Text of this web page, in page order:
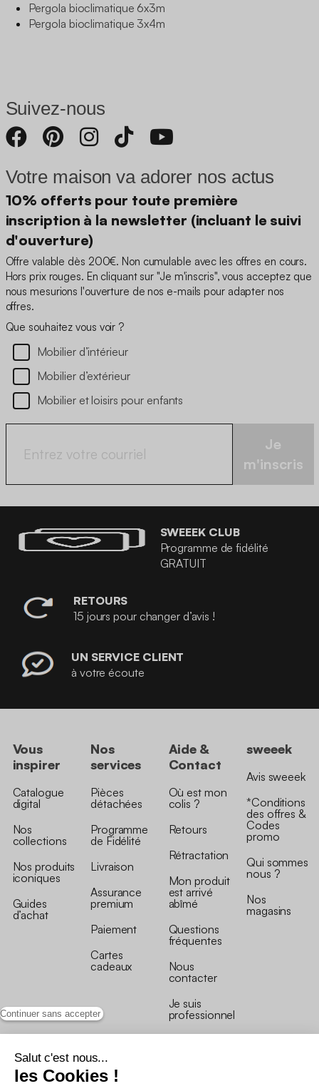
Continuer sans accepter
Salut c'est nous...
les Cookies !
Pergola bioclimatique 6x3m
Pergola bioclimatique 3x4m
Suivez-nous
Votre maison va adorer nos actus
10% offerts pour toute première
inscription à la newsletter (incluant le suivi
d'ouverture)
Offre valable dès 200€. Non cumulable avec les offres en cours.
Hors prix rouges. En cliquant sur "Je m'inscris", vous acceptez que
nous mesurions l'ouverture de nos e-mails pour adapter nos
offres.
Que souhaitez vous voir ?
Mobilier d’intérieur
Mobilier d’extérieur
Mobilier et loisirs pour enfants
Je
m'inscris
SWEEEK CLUB
Programme de fidélité
GRATUIT
RETOURS
15 jours pour changer d’avis !
UN SERVICE CLIENT
à votre écoute
Vous
inspirer
Catalogue
digital
Nos
collections
Nos produits
iconiques
Guides
d’achat
Nos
services
Pièces
détachées
Programme
de Fidélité
Livraison
Assurance
premium
Paiement
Cartes
cadeaux
Aide &
Contact
Où est mon
colis ?
Retours
Rétractation
Mon produit
est arrivé
abîmé
Questions
fréquentes
Nous
contacter
Je suis
professionnel
sweeek
Avis sweeek
*Conditions
des offres &
Codes
promo
Qui sommes
nous ?
Nos
magasins